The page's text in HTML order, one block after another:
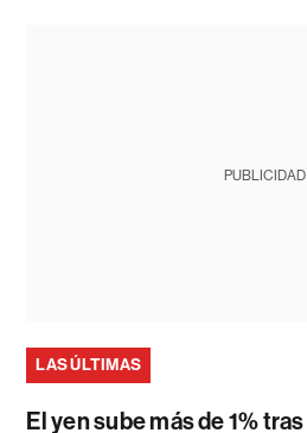
PUBLICIDAD
LAS ÚLTIMAS
El yen sube más de 1% tras